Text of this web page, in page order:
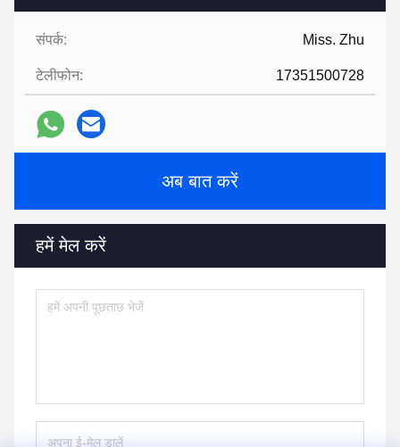
संपर्क: Miss. Zhu
टेलीफोन: 17351500728
अब बात करें
हमें मेल करें